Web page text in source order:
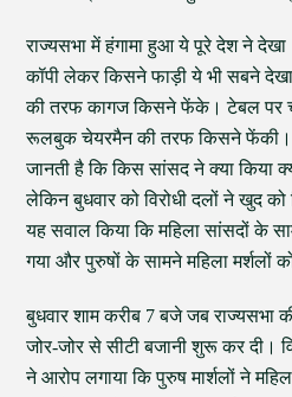
राज्यसभा में हंगामा हुआ ये पूरे देश ने
कॉपी लेकर किसने फाड़ी ये भी सबने
की तरफ कागज किसने फेंके। टेबल पर
रूलबुक चेयरमैन की तरफ किसने फेंकी।
जानती है कि किस सांसद ने क्या किया
लेकिन बुधवार को विरोधी दलों ने खुद
यह सवाल किया कि महिला सांसदों के
गया और पुरुषों के सामने महिला मर्शलों
बुधवार शाम करीब 7 बजे जब राज्यसभा
जोर-जोर से सीटी बजानी शुरू कर दी।
ने आरोप लगाया कि पुरुष मार्शलों ने